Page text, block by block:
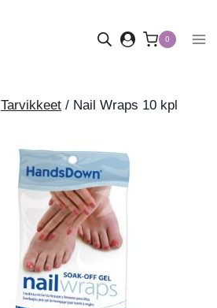
0
Tarvikkeet / Nail Wraps 10 kpl